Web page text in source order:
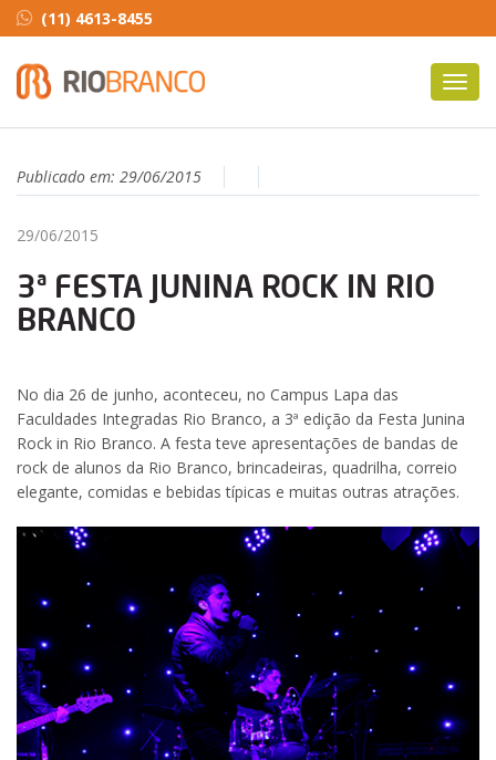
(11) 4613-8455
Publicado em: 29/06/2015
29/06/2015
3ª FESTA JUNINA ROCK IN RIO
BRANCO
No dia 26 de junho, aconteceu, no Campus Lapa das
Faculdades Integradas Rio Branco, a 3ª edição da Festa Junina
Rock in Rio Branco. A festa teve apresentações de bandas de
rock de alunos da Rio Branco, brincadeiras, quadrilha, correio
elegante, comidas e bebidas típicas e muitas outras atrações.